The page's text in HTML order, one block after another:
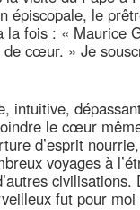
épiscopale, le
fois : « Maurice
cœur. » Je
intuitive,
le cœur
d’esprit
voyages à
fut pour